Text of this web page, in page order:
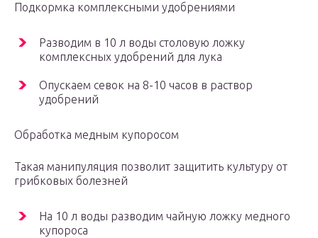
Подкормка комплексными удобрениями
Разводим в 10 л воды столовую ложку
комплексных удобрений для лука
Опускаем севок на 8-10 часов в раствор
удобрений
Обработка медным купоросом
Такая манипуляция позволит защитить культуру от
грибковых болезней
На 10 л воды разводим чайную ложку медного
купороса